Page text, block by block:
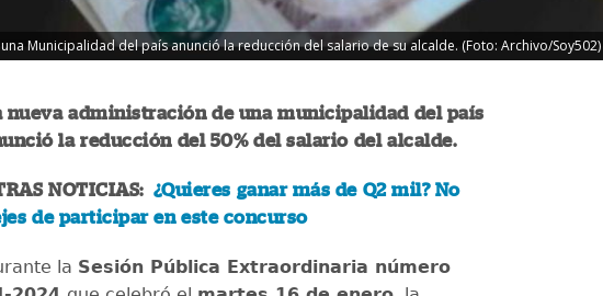
Municipalidad del país anunció la reducción del salario de su alcalde. (Foto: Archivo/Soy502)
nueva administración de una municipalidad del país
la reducción del 50% del salario del alcalde.
NOTICIAS: ¿Quieres ganar más de Q2 mil? No
de participar en este concurso
la Sesión Pública Extraordinaria número